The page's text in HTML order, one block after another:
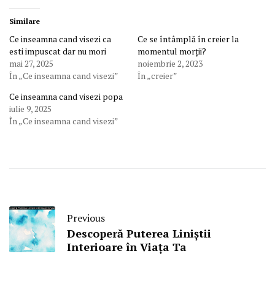
Similare
Ce inseamna cand visezi ca
esti impuscat dar nu mori
mai 27, 2025
În „Ce inseamna cand visezi”
Ce se întâmplă în creier la
momentul morții?
noiembrie 2, 2023
În „creier”
Ce inseamna cand visezi popa
iulie 9, 2025
În „Ce inseamna cand visezi”
Previous
Descoperă Puterea Liniștii
Interioare în Viața Ta